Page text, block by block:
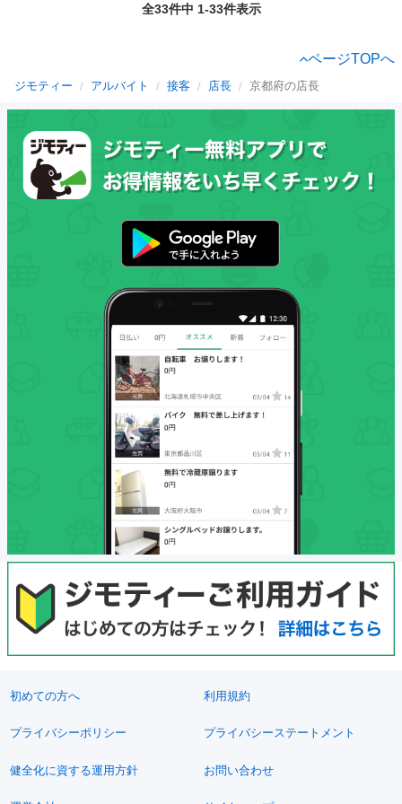
全33件中 1-33件表示
ページTOPへ
ジモティー アルバイト 接客 店長 京都府の店長
初めての方へ 利用規約
プライバシーポリシー プライバシーステートメント
健全化に資する運用方針 お問い合わせ